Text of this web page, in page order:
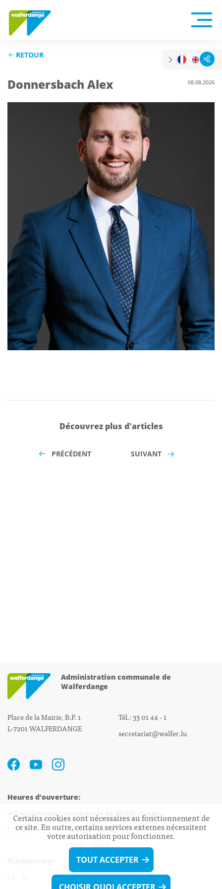
RETOUR
Donnersbach Alex 08.08.2026
Découvrez plus d'articles
PRÉCÉDENT SUIVANT
Administration communale de
Walferdange
Place de la Mairie, B.P. 1
L-7201 WALFERDANGE
Tél.: 33 01 44 - 1
secretariat@walfer.lu
Heures d’ouverture:
Lu - Ve 08h00 - 11h30
Lu - Ve 08h00 - 11h30
Certains cookies sont nécessaires au fonctionnement de
ce site. En outre, certains services externes nécessitent
votre autorisation pour fonctionner.
TOUT ACCEPTER